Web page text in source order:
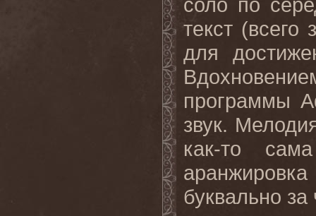
текст
для
программы
звук.
как-то
буквально